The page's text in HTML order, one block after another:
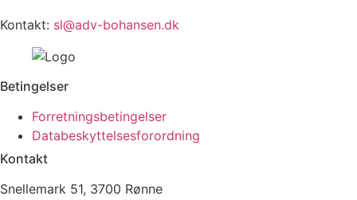
Kontakt: sl@adv-bohansen.dk
Betingelser
Forretningsbetingelser
Databeskyttelsesforordning
Kontakt
Snellemark 51, 3700 Rønne